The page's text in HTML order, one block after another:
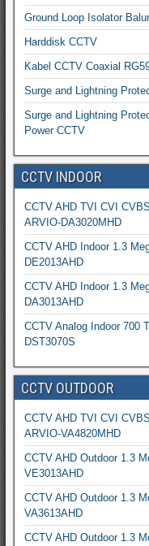
Ground Loop Isolator
Harddisk CCTV
Kabel CCTV Coaxial
Surge and Lightning
Surge and Lightning
Power CCTV
CCTV INDOOR
CCTV AHD TVI CVI
ARVIO-DA3020MHD
CCTV AHD Indoor 1.3
DE2013AHD
CCTV AHD Indoor 1.3
DA3013AHD
CCTV Analog Indoor 700
DST3070S
CCTV OUTDOOR
CCTV AHD TVI CVI
ARVIO-VA4820MHD
CCTV AHD Outdoor 1.3
VE3013AHD
CCTV AHD Outdoor 1.3
VA3613AHD
CCTV AHD Outdoor 1.3